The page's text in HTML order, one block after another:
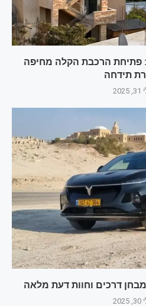
פתיחת הרכבת הקלה מחיפה
תידחה
דרכים וחוות דעת מלאה